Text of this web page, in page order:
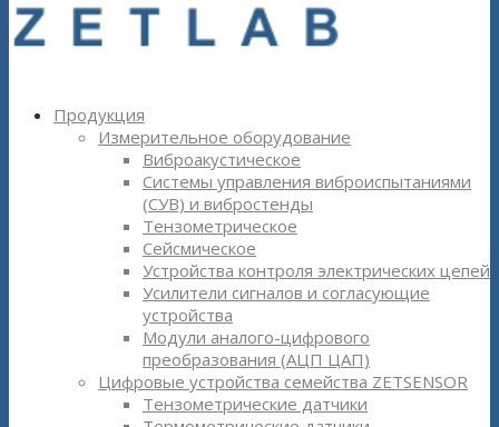
Продукция
Измерительное оборудование
Виброакустическое
Системы управления виброиспытаниями
(СУВ) и вибростенды
Тензометрическое
Сейсмическое
Устройства контроля электрических цепей
Усилители сигналов и согласующие
устройства
Модули аналого-цифрового
преобразования (АЦП ЦАП)
Цифровые устройства семейства ZETSENSOR
Тензометрические датчики